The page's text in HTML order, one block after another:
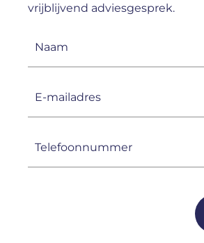
vrijblijvend adviesgesprek.